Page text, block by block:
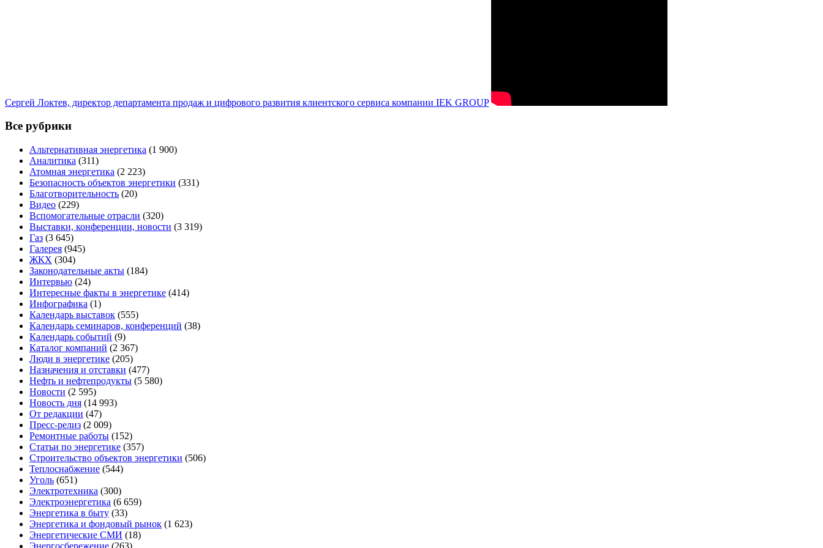
Сергей Локтев, директор департамента продаж и цифрового развития клиентского сервиса компании IEK GROUP
Все рубрики
Альтернативная энергетика (1 900)
Аналитика (311)
Атомная энергетика (2 223)
Безопасность объектов энергетики (331)
Благотворительность (20)
Видео (229)
Вспомогательные отрасли (320)
Выставки, конференции, новости (3 319)
Газ (3 645)
Галерея (945)
ЖКХ (304)
Законодательные акты (184)
Интервью (24)
Интересные факты в энергетике (414)
Инфографика (1)
Календарь выставок (555)
Календарь семинаров, конференций (38)
Календарь событий (9)
Каталог компаний (2 367)
Люди в энергетике (205)
Назначения и отставки (477)
Нефть и нефтепродукты (5 580)
Новости (2 595)
Новость дня (14 993)
От редакции (47)
Пресс-релиз (2 009)
Ремонтные работы (152)
Статьи по энергетике (357)
Строительство объектов энергетики (506)
Теплоснабжение (544)
Уголь (651)
Электротехника (300)
Электроэнергетика (6 659)
Энергетика в быту (33)
Энергетика и фондовый рынок (1 623)
Энергетические СМИ (18)